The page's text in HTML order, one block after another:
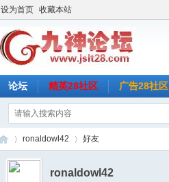
设为首页 收藏本站
论坛 精英28社区 广告28社区
ronaldowl42 好友
ronaldowl42